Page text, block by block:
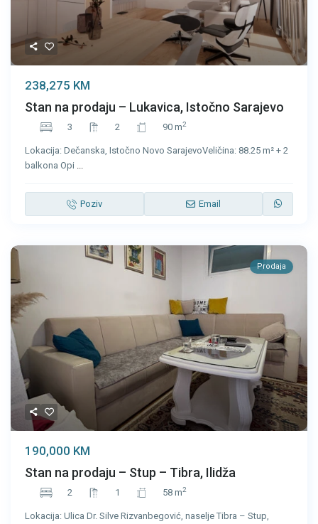
238,275 KM
Stan na prodaju – Lukavica, Istočno Sarajevo
3 2 90 m2
Lokacija: Dečanska, Istočno Novo SarajevoVeličina: 88.25 m² + 2
balkona Opi ...
Poziv Email
Prodaja
190,000 KM
Stan na prodaju – Stup – Tibra, Ilidža
2 1 58 m2
Lokacija: Ulica Dr. Silve Rizvanbegović, naselje Tibra – Stup,